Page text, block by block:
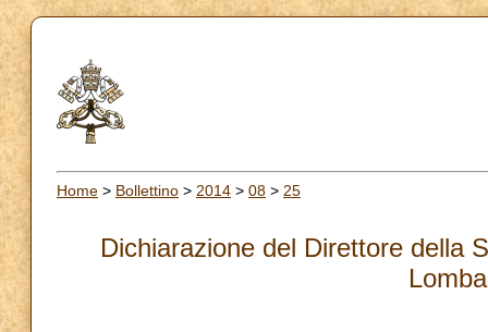
Home > Bollettino > 2014 > 08 > 25
Dichiarazione del Direttore della